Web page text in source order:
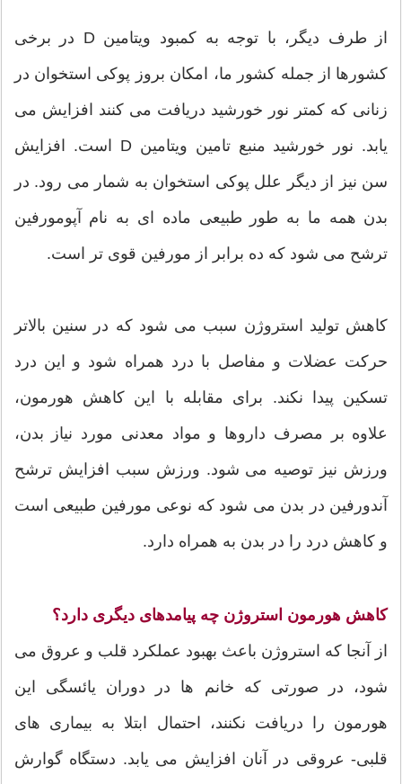
از طرف دیگر، با توجه به کمبود ویتامین D در برخی
کشورها از جمله کشور ما، امکان بروز پوکی استخوان در
زنانی که کمتر نور خورشید دریافت می کنند افزایش می
یابد. نور خورشید منبع تامین ویتامین D است. افزایش
سن نیز از دیگر علل پوکی استخوان به شمار می رود. در
بدن همه ما به طور طبیعی ماده ای به نام آپومورفین
ترشح می شود که ده برابر از مورفین قوی تر است.
کاهش تولید استروژن سبب می شود که در سنین بالاتر
حرکت عضلات و مفاصل با درد همراه شود و این درد
تسکین پیدا نکند. برای مقابله با این کاهش هورمون،
علاوه بر مصرف داروها و مواد معدنی مورد نیاز بدن،
ورزش نیز توصیه می شود. ورزش سبب افزایش ترشح
آندورفین در بدن می شود که نوعی مورفین طبیعی است
و کاهش درد را در بدن به همراه دارد.
کاهش هورمون استروژن چه پیامدهای دیگری دارد؟
از آنجا که استروژن باعث بهبود عملکرد قلب و عروق می
شود، در صورتی که خانم ها در دوران یائسگی این
هورمون را دریافت نکنند، احتمال ابتلا به بیماری های
قلبی- عروقی در آنان افزایش می یابد. دستگاه گوارش